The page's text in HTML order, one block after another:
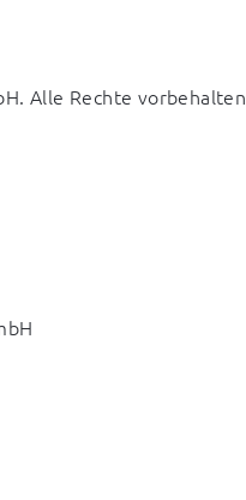
Alle Rechte vorbehalten